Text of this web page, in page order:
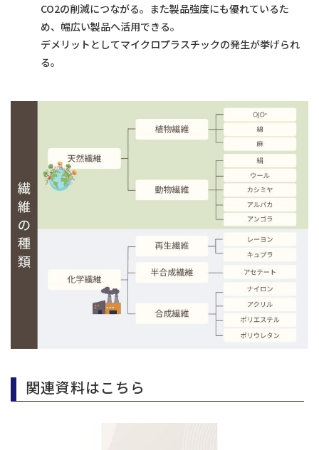
CO2の削減につながる。また製品強度にも優れているた
め、幅広い製品へ活用できる。
デメリットとしてマイクロプラスチックの発生が挙げられ
る。
関連資料はこちら